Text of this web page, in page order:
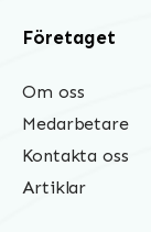
Företaget
Om oss
Medarbetare
Kontakta oss
Artiklar